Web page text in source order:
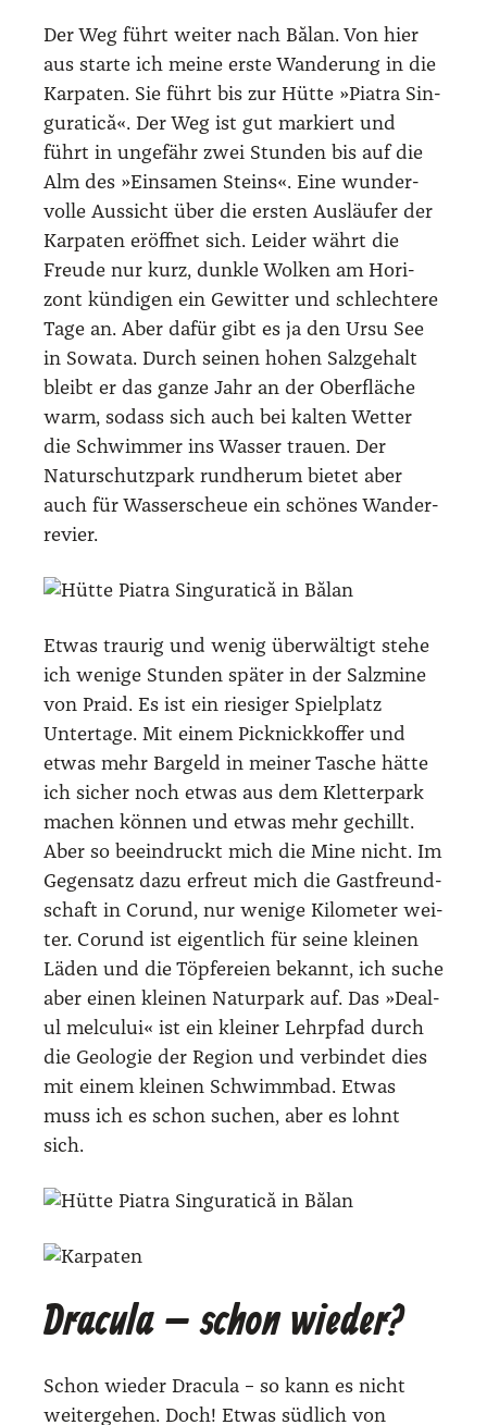
Der Weg führt wei­ter nach Bălan. Von hier
aus star­te ich mei­ne ers­te Wan­de­rung in die
Kar­pa­ten. Sie führt bis zur Hüt­te »Pia­tra Sin­
gu­ra­tică«. Der Weg ist gut mar­kiert und
führt in unge­fähr zwei Stun­den bis auf die
Alm des »Ein­sa­men Steins«. Eine wun­der­
vol­le Aus­sicht über die ers­ten Aus­läu­fer der
Kar­pa­ten eröff­net sich. Lei­der währt die
Freu­de nur kurz, dunk­le Wol­ken am Hori­
zont kün­di­gen ein Gewit­ter und schlech­te­re
Tage an. Aber dafür gibt es ja den Ursu See
in Sowa­ta. Durch sei­nen hohen Salz­ge­halt
bleibt er das gan­ze Jahr an der Ober­flä­che
warm, sodass sich auch bei kal­ten Wet­ter
die Schwim­mer ins Was­ser trau­en. Der
Natur­schutz­park rund­her­um bie­tet aber
auch für Was­ser­scheue ein schö­nes Wan­der­
re­vier.
Etwas trau­rig und wenig über­wäl­tigt ste­he
ich weni­ge Stun­den spä­ter in der Salz­mi­ne
von Praid. Es ist ein rie­si­ger Spiel­platz
Unter­ta­ge. Mit einem Pick­nick­kof­fer und
etwas mehr Bar­geld in mei­ner Tasche hät­te
ich sicher noch etwas aus dem Klet­ter­park
machen kön­nen und etwas mehr gechillt.
Aber so beein­druckt mich die Mine nicht. Im
Gegen­satz dazu erfreut mich die Gast­freund­
schaft in Cor­und, nur weni­ge Kilo­me­ter wei­
ter. Cor­und ist eigent­lich für sei­ne klei­nen
Läden und die Töp­fe­rei­en bekannt, ich suche
aber einen klei­nen Natur­park auf. Das »Deal­
ul mel­cu­lui« ist ein klei­ner Lehr­pfad durch
die Geo­lo­gie der Regi­on und ver­bin­det dies
mit einem klei­nen Schwimm­bad. Etwas
muss ich es schon suchen, aber es lohnt
sich.
Dracula – schon wieder?
Schon wie­der Dra­cu­la – so kann es nicht
wei­ter­ge­hen. Doch! Etwas süd­lich von